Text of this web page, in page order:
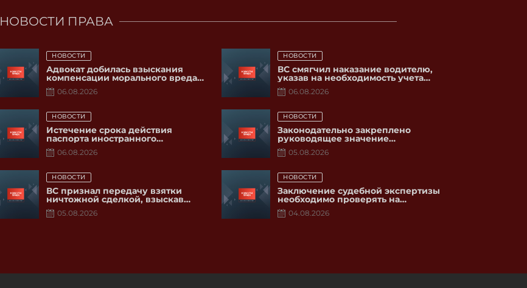
НОВОСТИ ПРАВА
НОВОСТИ
Адвокат добилась взыскания
компенсации морального вреда
доверителю за бездействие
следователя
Posted
06.08.2026
НОВОСТИ
ВС смягчил наказание водителю,
указав на необходимость учета
нарушения ПДД потерпевшей
Posted
on
06.08.2026
НОВОСТИ
Истечение срока действия
паспорта иностранного
государства не свидетельствует
об утрате гражданства
Posted
06.08.2026
НОВОСТИ
Законодательно закреплено
руководящее значение
разъяснений Пленума ВС РФ для
судов
Posted
05.08.2026
НОВОСТИ
ВС признал передачу взятки
ничтожной сделкой, взыскав
полученные средства в доход
государства
Posted
on
05.08.2026
НОВОСТИ
Заключение судебной экспертизы
необходимо проверять на
соответствие действующему
законодательству
Posted
04.08.2026